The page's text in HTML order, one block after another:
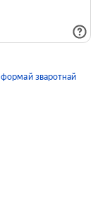
формай зваротнай